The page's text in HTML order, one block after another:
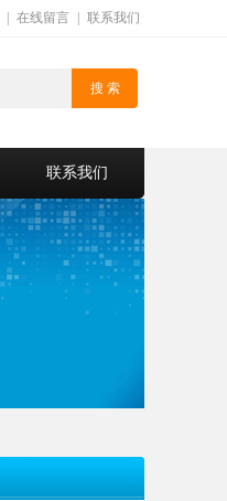
在线留言 联系我们
联系我们